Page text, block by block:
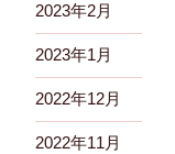
2023年2月
2023年1月
2022年12月
2022年11月